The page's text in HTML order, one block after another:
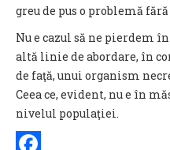
greu de pus o problemă
Nu e cazul să ne pierdem
altă linie de abordare, în
de faţă, unui organism
Ceea ce, evident, nu e în
nivelul populaţiei.